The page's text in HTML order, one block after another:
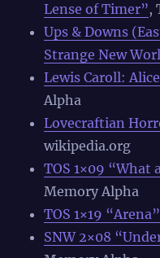
Lense of Timer”,
Ups & Downs
Strange New
Lewis Caroll:
Alpha
Lovecraftian
wikipedia.org
TOS 1×09 “What
Memory Alpha
TOS 1×19 “Arena”
SNW 2×08